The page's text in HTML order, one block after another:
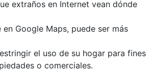
extraños en Internet vean dónde
Google Maps, puede ser más
el uso de su hogar para fines
o comerciales.